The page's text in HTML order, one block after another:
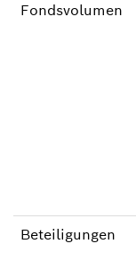
Fondsvolumen
Beteiligungen